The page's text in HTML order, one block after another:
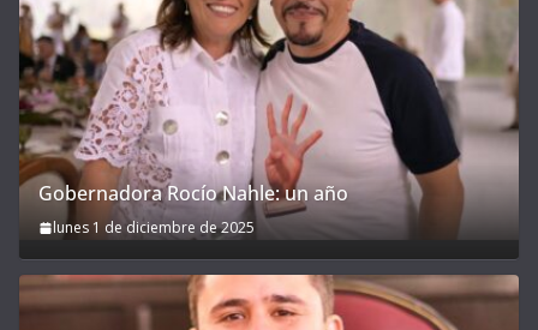
Gobernadora Rocío Nahle: un año
lunes 1 de diciembre de 2025